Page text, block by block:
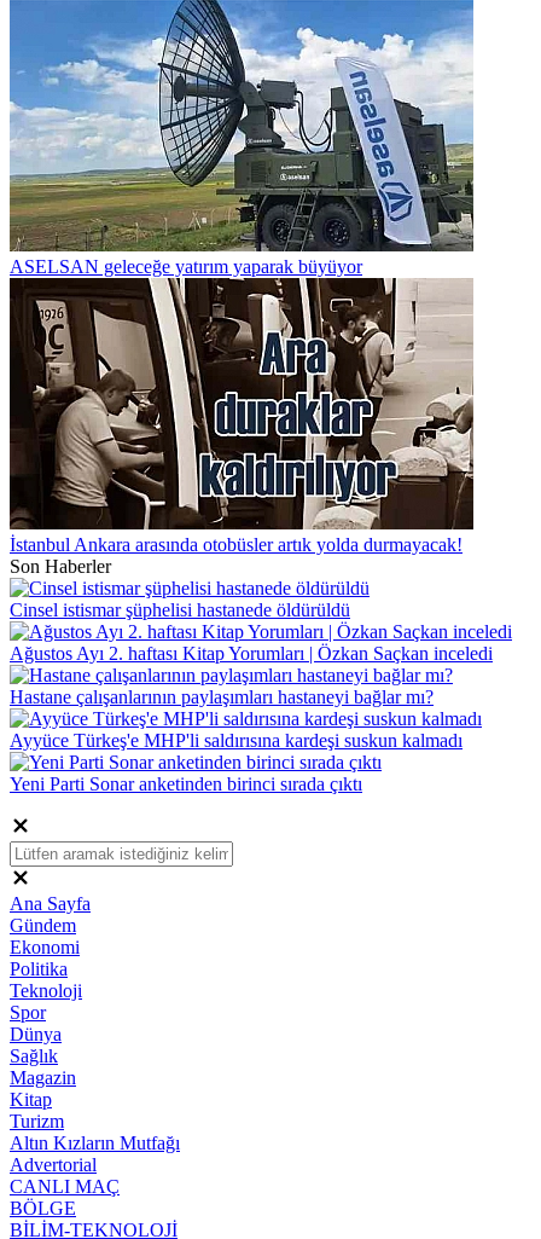
ASELSAN geleceğe yatırım yaparak büyüyor
İstanbul Ankara arasında otobüsler artık yolda durmayacak!
Son Haberler
Cinsel istismar şüphelisi hastanede öldürüldü
Ağustos Ayı 2. haftası Kitap Yorumları | Özkan Saçkan inceledi
Hastane çalışanlarının paylaşımları hastaneyi bağlar mı?
Ayyüce Türkeş'e MHP'li saldırısına kardeşi suskun kalmadı
Yeni Parti Sonar anketinden birinci sırada çıktı
Ana Sayfa
Gündem
Ekonomi
Politika
Teknoloji
Spor
Dünya
Sağlık
Magazin
Kitap
Turizm
Altın Kızların Mutfağı
Advertorial
CANLI MAÇ
BÖLGE
BİLİM-TEKNOLOJİ